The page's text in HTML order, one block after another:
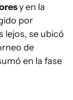
y en la
por
lejos, se ubicó
de
en la fase